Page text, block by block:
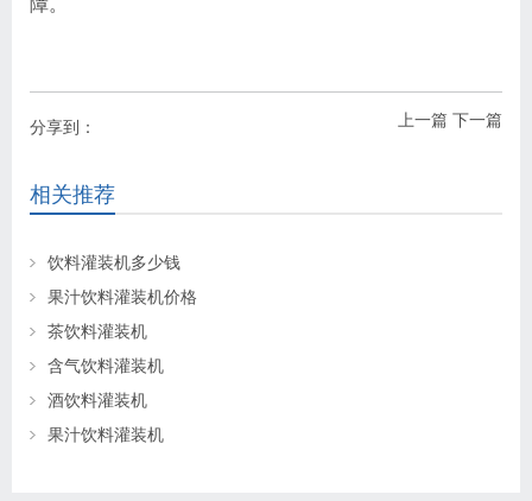
上一篇 下一篇
分享到：
相关推荐
饮料灌装机多少钱
果汁饮料灌装机价格
茶饮料灌装机
含气饮料灌装机
酒饮料灌装机
果汁饮料灌装机